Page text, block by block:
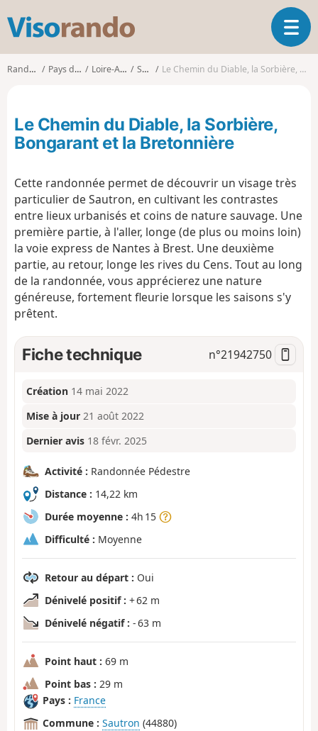
s
o
d
o
O
u
v
g
a
o
Randonnées Pays de la Loire Loire-Atlantique Sautron Le Chemin du Diable, la Sorbière, Bongarant et la Bretonnière
Le Chemin du Diable, la Sorbière,
Bongarant et la Bretonnière
Cette randonnée permet de découvrir un visage très
particulier de Sautron, en cultivant les contrastes
entre lieux urbanisés et coins de nature sauvage. Une
première partie, à l'aller, longe (de plus ou moins loin)
la voie express de Nantes à Brest. Une deuxième
partie, au retour, longe les rives du Cens. Tout au long
de la randonnée, vous apprécierez une nature
généreuse, fortement fleurie lorsque les saisons s'y
prêtent.
Fiche technique n°21942750
Création 14 mai 2022
Mise à jour 21 août 2022
Dernier avis 18 févr. 2025
Activité : Randonnée Pédestre
Distance : 14,22 km
Durée moyenne : 4h 15
Difficulté : Moyenne
Retour au départ : Oui
Dénivelé positif : + 62 m
Dénivelé négatif : - 63 m
Point haut : 69 m
Point bas : 29 m
Pays : France
Commune : Sautron (44880)